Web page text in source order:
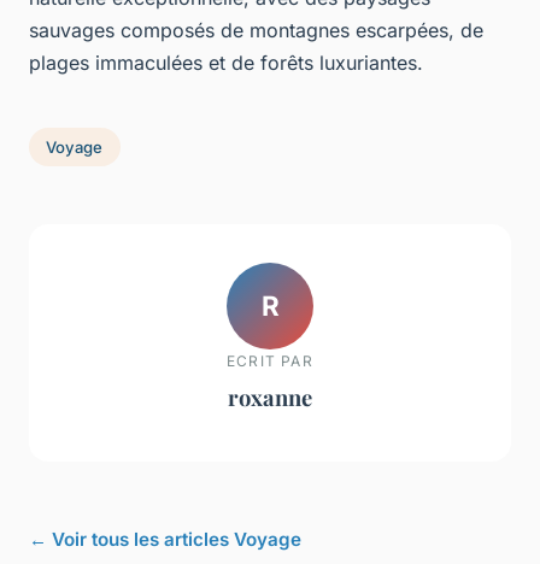
sauvages composés de montagnes escarpées, de
plages immaculées et de forêts luxuriantes.
Voyage
R
ECRIT PAR
roxanne
← Voir tous les articles Voyage